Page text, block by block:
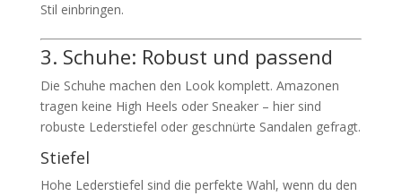
Stil einbringen.
3. Schuhe: Robust und passend
Die Schuhe machen den Look komplett. Amazonen
tragen keine High Heels oder Sneaker – hier sind
robuste Lederstiefel oder geschnürte Sandalen gefragt.
Stiefel
Hohe Lederstiefel sind die perfekte Wahl, wenn du den